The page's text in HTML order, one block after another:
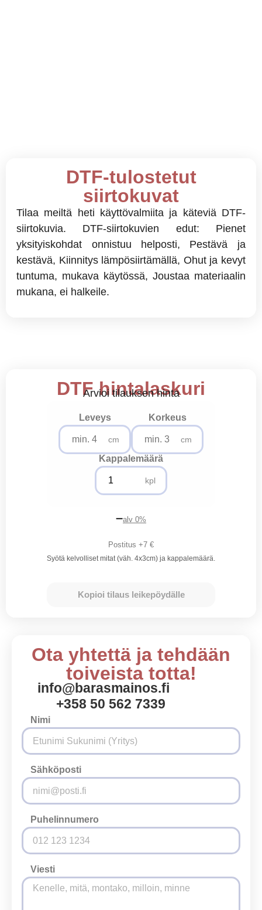
DTF-tulostetut
siirtokuvat
Tilaa meiltä heti käyttövalmiita ja käteviä DTF-
siirtokuvia. DTF-siirtokuvien edut: Pienet
yksityiskohdat onnistuu helposti, Pestävä ja
kestävä, Kiinnitys lämpösiirtämällä, Ohut ja kevyt
tuntuma, mukava käytössä, Joustaa materiaalin
mukana, ei halkeile.
DTF hintalaskuri
Arvioi tilauksen hinta
Leveys
cm
Korkeus
cm
Kappalemäärä
kpl
–alv 0%
Postitus +7 €
Syötä kelvolliset mitat (väh. 4x3cm) ja kappalemäärä.
Kopioi tilaus leikepöydälle
Ota yhtettä ja tehdään
toiveista totta!
info@barasmainos.fi
+358 50 562 7339
Nimi
Sähköposti
Puhelinnumero
Viesti